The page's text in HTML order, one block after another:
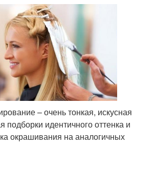
– очень тонкая, искусная
подборки идентичного оттенка и
окрашивания на аналогичных